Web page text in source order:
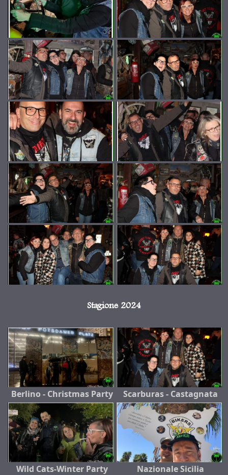
Stagione 2024
Berlino - Christmas Party Scarburas - Castagnata
Wild Cats-Winter Party Nazionale Sicilia